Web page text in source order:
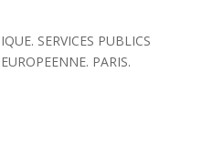
SERVICES PUBLICS
PARIS.